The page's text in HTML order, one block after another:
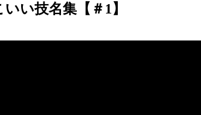
いい技名集【＃1】